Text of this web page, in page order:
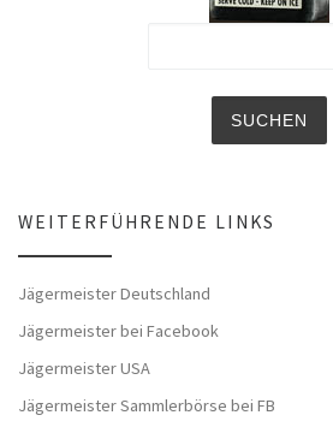
WEITERFÜHRENDE LINKS
Jägermeister Deutschland
Jägermeister bei Facebook
Jägermeister USA
Jägermeister Sammlerbörse bei FB